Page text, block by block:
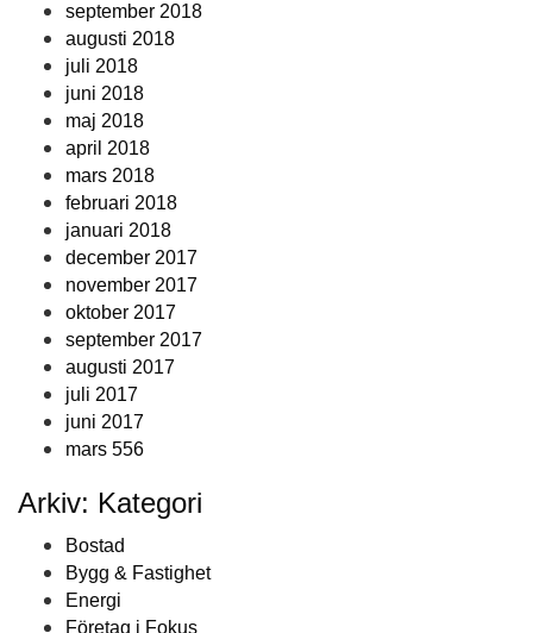
september 2018
augusti 2018
juli 2018
juni 2018
maj 2018
april 2018
mars 2018
februari 2018
januari 2018
december 2017
november 2017
oktober 2017
september 2017
augusti 2017
juli 2017
juni 2017
mars 556
Arkiv: Kategori
Bostad
Bygg & Fastighet
Energi
Företag i Fokus